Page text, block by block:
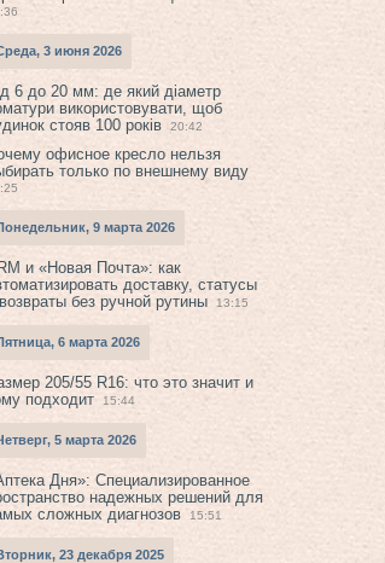
3 июня 2026
6 до 20 мм: де який діаметр
використовувати, щоб
стояв 100 років
20:42
офисное кресло нельзя
только по внешнему виду
9 марта 2026
и «Новая Почта»: как
доставку, статусы
без ручной рутины
13:15
6 марта 2026
205/55 R16: что это значит и
подходит
15:44
5 марта 2026
Дня»: Специализированное
надежных решений для
сложных диагнозов
15:51
23 декабря 2025